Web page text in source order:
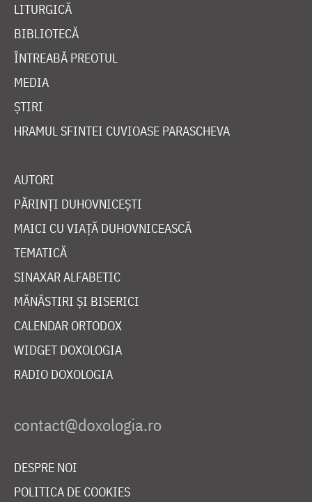
LITURGICĂ
BIBLIOTECĂ
ÎNTREABĂ PREOTUL
MEDIA
ȘTIRI
HRAMUL SFINTEI CUVIOASE PARASCHEVA
AUTORI
PĂRINȚI DUHOVNICEȘTI
MAICI CU VIAȚĂ DUHOVNICEASCĂ
TEMATICĂ
SINAXAR ALFABETIC
MĂNĂSTIRI ȘI BISERICI
CALENDAR ORTODOX
WIDGET DOXOLOGIA
RADIO DOXOLOGIA
DESPRE NOI
POLITICA DE COOKIES